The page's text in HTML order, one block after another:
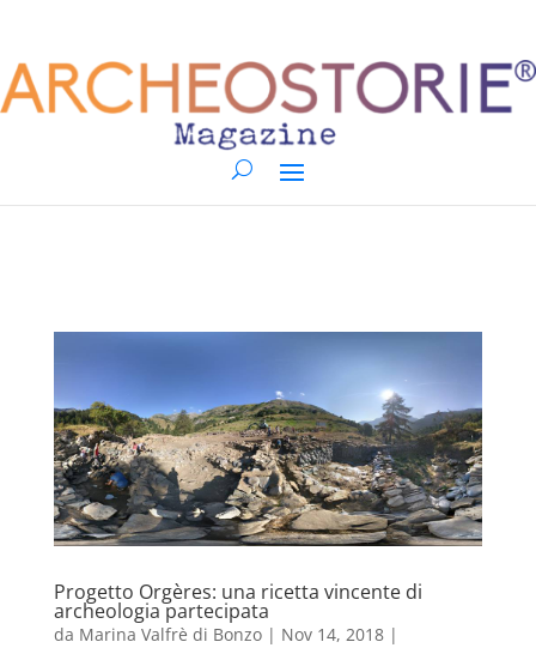
Progetto Orgères: una ricetta vincente di
archeologia partecipata
da Marina Valfrè di Bonzo| Nov 14, 2018|